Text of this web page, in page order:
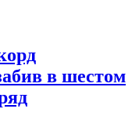
в шестом